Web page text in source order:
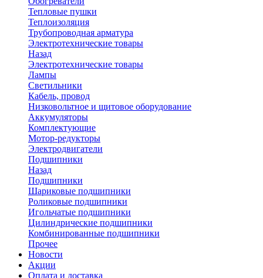
Тепловые пушки
Теплоизоляция
Трубопроводная арматура
Электротехнические товары
Назад
Электротехнические товары
Лампы
Светильники
Кабель, провод
Низковольтное и щитовое оборудование
Аккумуляторы
Комплектующие
Мотор-редукторы
Электродвигатели
Подшипники
Назад
Подшипники
Шариковые подшипники
Роликовые подшипники
Игольчатые подшипники
Цилиндрические подшипники
Комбинированные подшипники
Прочее
Новости
Акции
Оплата и доставка